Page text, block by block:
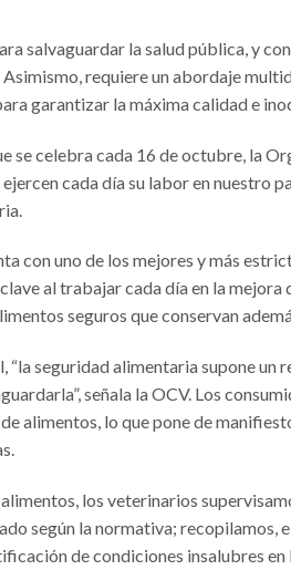
salvaguardar la salud pública, y
requiere un abordaje
garantizar la máxima calidad e
se celebra cada 16 de octubre, la
cada día su labor en nuestro
con uno de los mejores y más
al trabajar cada día en la
seguros que conservan
“la seguridad alimentaria supone
señala la OCV. Los
alimentos, lo que pone de
los veterinarios
según la normativa; recopilamos,
de condiciones insalubres